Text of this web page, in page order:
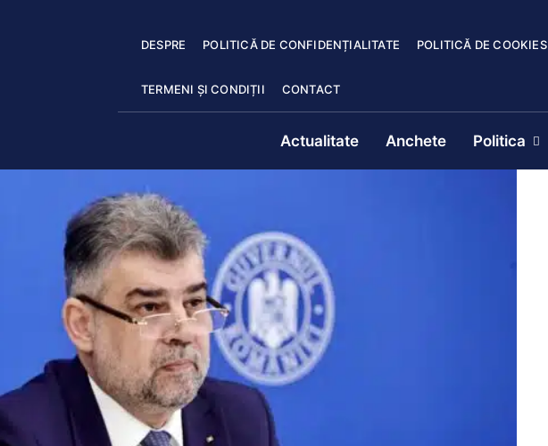
DESPRE POLITICĂ DE CONFIDENȚIALITATE POLITICĂ DE COOKIES
TERMENI ȘI CONDIȚII CONTACT
Actualitate Anchete Politica